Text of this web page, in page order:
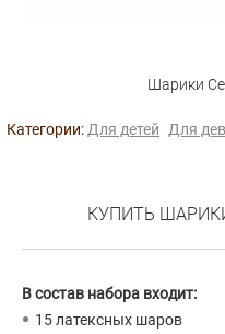
Шарики
Категории: Для детей Для
КУПИТЬ
В состав набора входит:
15 латексных шаров